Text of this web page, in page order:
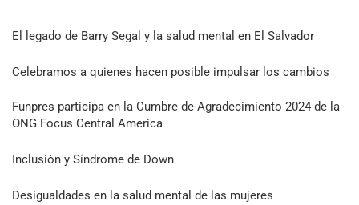
El legado de Barry Segal y la salud mental en El Salvador
Celebramos a quienes hacen posible impulsar los cambios
Funpres participa en la Cumbre de Agradecimiento 2024 de la
ONG Focus Central America
Inclusión y Síndrome de Down
Desigualdades en la salud mental de las mujeres